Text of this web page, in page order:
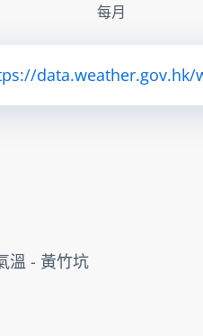
每月
data.weather.gov.hk/
溫 - 黃竹坑